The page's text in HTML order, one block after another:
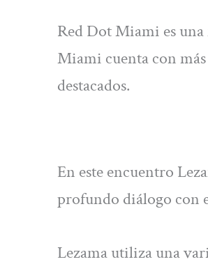
Red Dot Miami es
Miami cuenta con más
destacados.
En este encuentro
profundo diálogo con
Lezama utiliza una